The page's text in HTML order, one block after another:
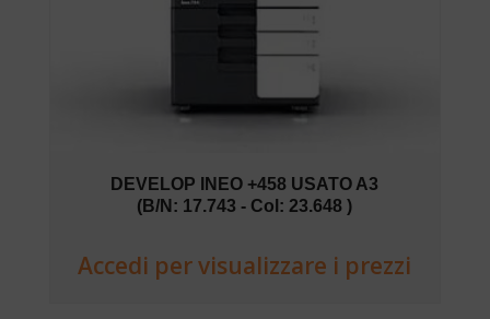
DEVELOP INEO +458 USATO A3
(B/N: 17.743 - Col: 23.648 )
Accedi per visualizzare i prezzi